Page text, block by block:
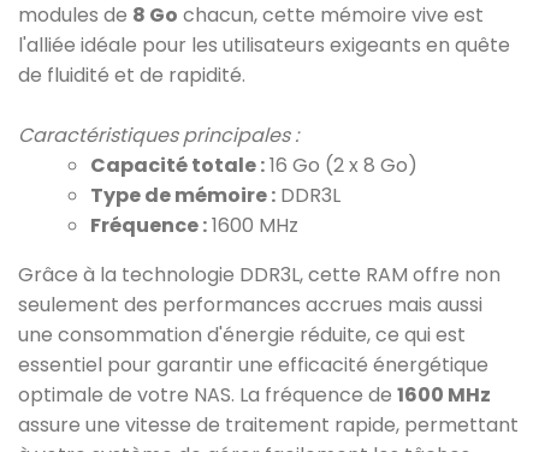
modules de 8 Go chacun, cette mémoire vive est
l'alliée idéale pour les utilisateurs exigeants en quête
de fluidité et de rapidité.
Caractéristiques principales :
Capacité totale :16 Go (2 x 8 Go)
Type de mémoire : DDR3L
Fréquence :1600 MHz
Grâce à la technologie DDR3L, cette RAM offre non
seulement des performances accrues mais aussi
une consommation d'énergie réduite, ce qui est
essentiel pour garantir une efficacité énergétique
optimale de votre NAS. La fréquence de 1600 MHz
assure une vitesse de traitement rapide, permettant